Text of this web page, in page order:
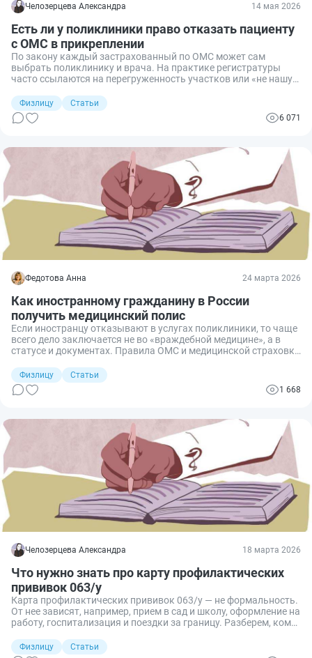
Челозерцева Александра 14 мая 2026
Есть ли у поликлиники право отказать пациенту
с ОМС в прикреплении
По закону каждый застрахованный по ОМС может сам
выбрать поликлинику и врача. На практике регистратуры
часто ссылаются на перегруженность участков или «не нашу
куда жаловаться, если вас не ставят на учет, и в каких
случаях отказ законен.
Физлицу
Статьи
6 071
Федотова Анна 24 марта 2026
Как иностранному гражданину в России
получить медицинский полис
Если иностранцу отказывают в услугах поликлиники, то чаще
всего дело заключается не во «враждебной медицине», а в
статусе и документах. Правила ОМС и медицинской страховки
даже работодатели. Разбираю, кому положен полис ОМС,
когда нужен только ДМС и как всё это оформить на практике.
Физлицу
Статьи
1 668
Челозерцева Александра 18 марта 2026
Что нужно знать про карту профилактических
прививок 063/у
Карта профилактических прививок 063/у — не формальность.
От нее зависят, например, прием в сад и школу, оформление на
работу, госпитализация и поездки за границу. Разберем, кому
Физлицу
Статьи